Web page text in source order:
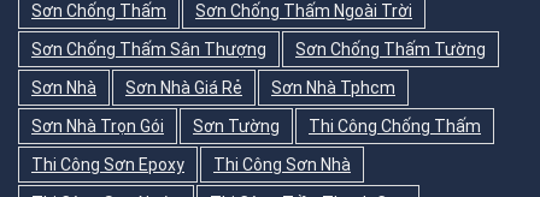
Sơn Chống Thấm
Sơn Chống Thấm Ngoài Trời
Sơn Chống Thấm Sân Thượng
Sơn Chống Thấm Tường
Sơn Nhà
Sơn Nhà Giá Rẻ
Sơn Nhà Tphcm
Sơn Nhà Trọn Gói
Sơn Tường
Thi Công Chống Thấm
Thi Công Sơn Epoxy
Thi Công Sơn Nhà